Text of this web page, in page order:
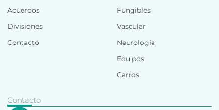
Acuerdos
Divisiones
Contacto
Fungibles
Vascular
Neurología
Equipos
Carros
Contacto